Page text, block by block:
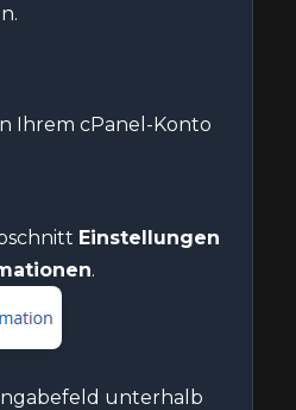
Ihrem cPanel-Konto
Einstellungen
.
unterhalb